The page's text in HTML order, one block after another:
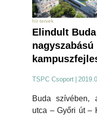
hír tervek
Elindult Buda
nagyszabású
TSPC Csoport |
Buda szívében,
utca – Győri út –